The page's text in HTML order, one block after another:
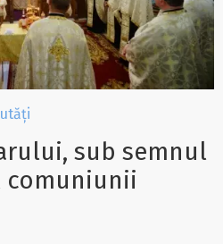
sub semnul
comuniunii